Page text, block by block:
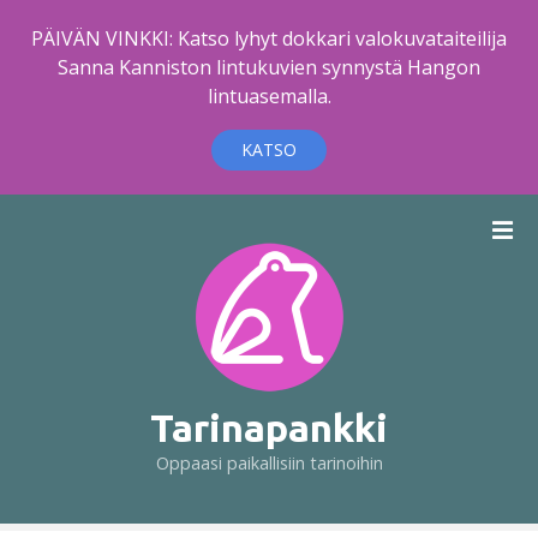
PÄIVÄN VINKKI: Katso lyhyt dokkari valokuvataiteilija
Sanna Kanniston lintukuvien synnystä Hangon
lintuasemalla.
KATSO
t
Tarinapankki
Oppaasi paikallisiin tarinoihin